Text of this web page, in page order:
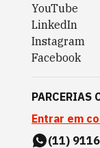
YouTube
LinkedIn
Instagram
Facebook
PARCERIAS
Entrar em
(11)